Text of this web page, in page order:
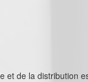
de la distribution